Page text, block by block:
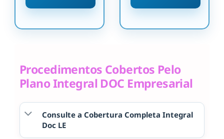
Procedimentos Cobertos Pelo
Plano Integral DOC Empresarial
Consulte a Cobertura Completa Integral
Doc LE